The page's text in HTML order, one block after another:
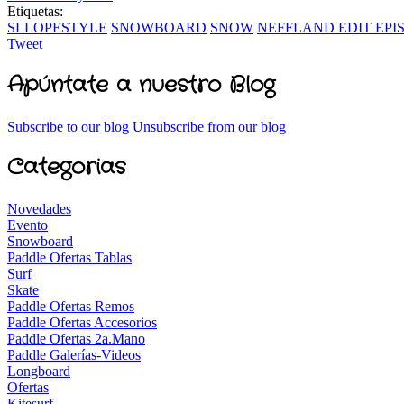
Etiquetas:
SLLOPESTYLE SNOWBOARD SNOW NEFFLAND EDIT
Tweet
Apúntate a nuestro Blog
Subscribe to our blog Unsubscribe from our blog
Categorias
Novedades
Evento
Snowboard
Paddle Ofertas Tablas
Surf
Skate
Paddle Ofertas Remos
Paddle Ofertas Accesorios
Paddle Ofertas 2a.Mano
Paddle Galerías-Videos
Longboard
Ofertas